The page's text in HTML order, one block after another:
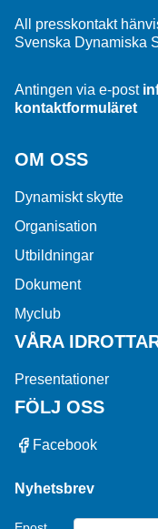
All presskontakt
Svenska Dynamiska
Antingen via e-post
kontaktformuläret
OM OSS
Dynamiskt skytte
Organisation
Utbildningar
Dokument
Myclub
VÅRA
Presentationer
FÖLJ OSS
Facebook
Nyhetsbrev